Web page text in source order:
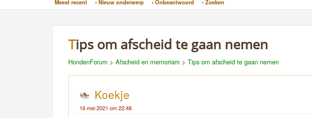
Meest recent • Nieuw onderwerp • Onbeantwoord • Zoeken
Tips om afscheid te gaan nemen
HondenForum > Afscheid en memoriam > Tips om afscheid te gaan nemen
Koekje
16 mei 2021 om 22:48